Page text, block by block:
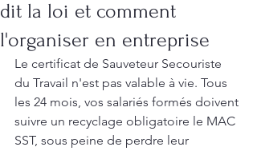
dit la loi et comment
l'organiser en entreprise
Le certificat de Sauveteur Secouriste
du Travail n'est pas valable à vie. Tous
les 24 mois, vos salariés formés doivent
suivre un recyclage obligatoire le MAC
SST, sous peine de perdre leur